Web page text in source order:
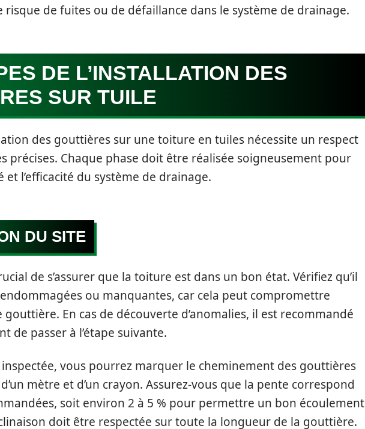
risque de fuites ou de défaillance dans le système de drainage.
DE L’INSTALLATION DES
SUR TUILE
des gouttières sur une toiture en tuiles nécessite un respect
précises. Chaque phase doit être réalisée soigneusement pour
l’efficacité du système de drainage.
DU SITE
de s’assurer que la toiture est dans un bon état. Vérifiez qu’il
endommagées ou manquantes, car cela peut compromettre
gouttière. En cas de découverte d’anomalies, il est recommandé
de passer à l’étape suivante.
vous pourrez marquer le cheminement des gouttières
mètre et d’un crayon. Assurez-vous que la pente correspond
soit environ 2 à 5 % pour permettre un bon écoulement
doit être respectée sur toute la longueur de la gouttière.